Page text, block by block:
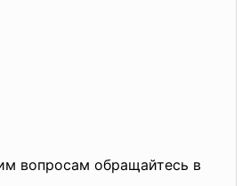
вопросам обращайтесь в